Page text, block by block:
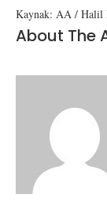
Kaynak: AA / Halil
About The